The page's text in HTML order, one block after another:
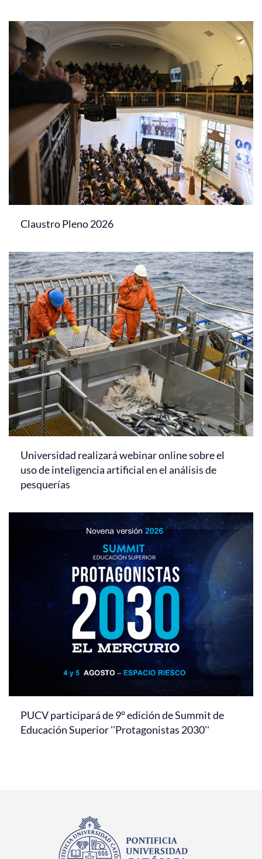
Claustro Pleno 2026
Universidad realizará webinar online sobre el
uso de inteligencia artificial en el análisis de
pesquerías
PUCV participará de 9° edición de Summit de
Educación Superior ''Protagonistas 2030''